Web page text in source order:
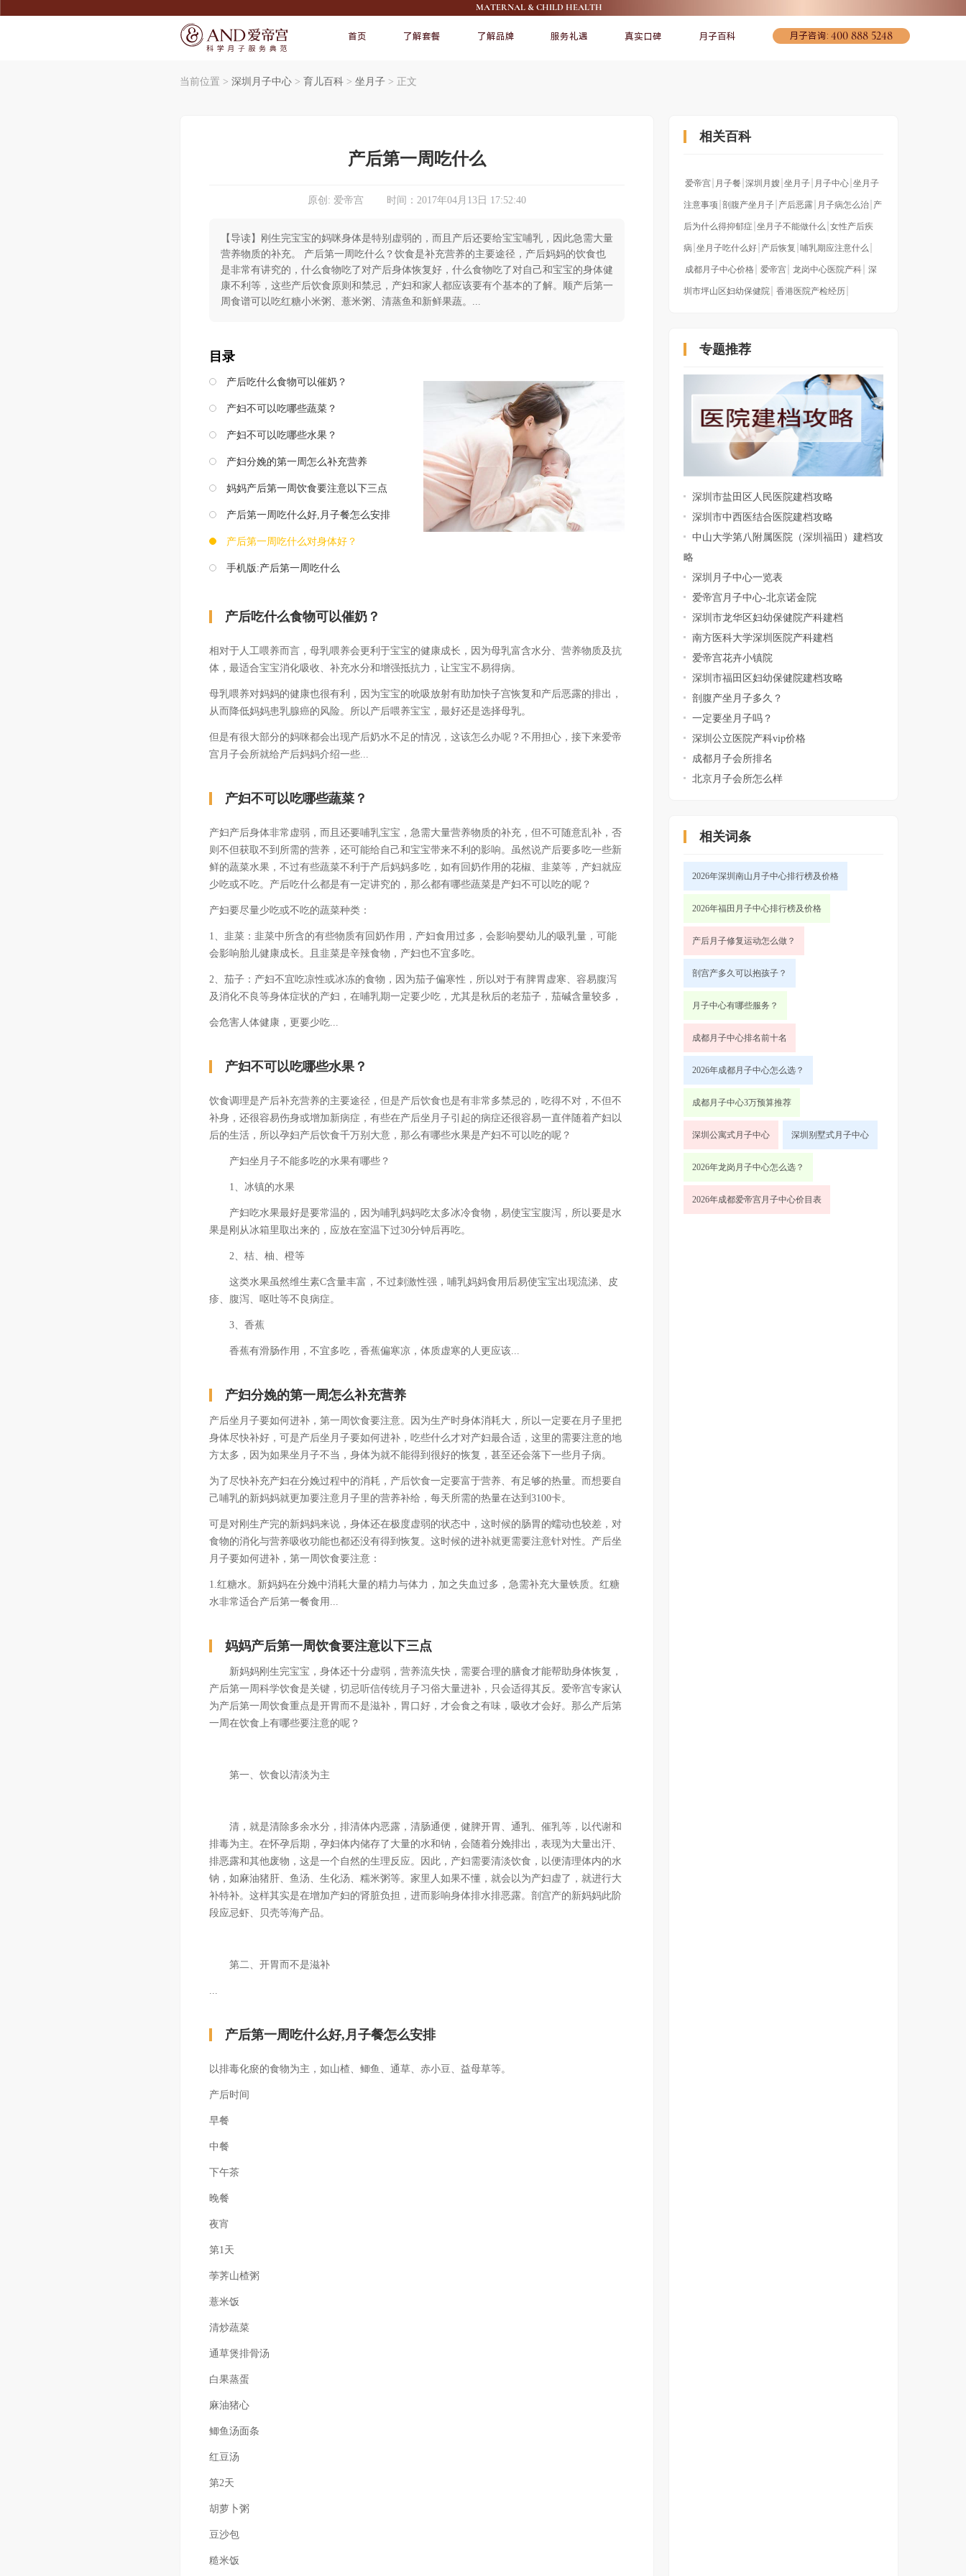
MATERNAL & CHILD HEALTH
月子咨询:400 888 5248
月子百科
真实口碑
服务礼遇
宠爱宝宝 宠爱妈妈
了解品牌
了解爱帝宫 联系我们
了解套餐
首页
当前位置 > 深圳月子中心 > 育儿百科 > 坐月子 > 正文
产后第一周吃什么
原创: 爱帝宫 时间：2017年04月13日 17:52:40
【导读】刚生完宝宝的妈咪身体是特别虚弱的，而且产后还要给宝宝哺乳，因此急需大量
营养物质的补充。 产后第一周吃什么？饮食是补充营养的主要途径，产后妈妈的饮食也
是非常有讲究的，什么食物吃了对产后身体恢复好，什么食物吃了对自己和宝宝的身体健
康不利等，这些产后饮食原则和禁忌，产妇和家人都应该要有个基本的了解。顺产后第一
周食谱可以吃红糖小米粥、薏米粥、清蒸鱼和新鲜果蔬。...
目录
产后吃什么食物可以催奶？
产妇不可以吃哪些蔬菜？
产妇不可以吃哪些水果？
产妇分娩的第一周怎么补充营养
妈妈产后第一周饮食要注意以下三点
产后第一周吃什么好,月子餐怎么安排
产后第一周吃什么对身体好？
手机版:产后第一周吃什么
产后吃什么食物可以催奶？
相对于人工喂养而言，母乳喂养会更利于宝宝的健康成长，因为母乳富含水分、营养物质及抗
体，最适合宝宝消化吸收、补充水分和增强抵抗力，让宝宝不易得病。
母乳喂养对妈妈的健康也很有利，因为宝宝的吮吸放射有助加快子宫恢复和产后恶露的排出，
从而降低妈妈患乳腺癌的风险。所以产后喂养宝宝，最好还是选择母乳。
但是有很大部分的妈咪都会出现产后奶水不足的情况，这该怎么办呢？不用担心，接下来爱帝
宫月子会所就给产后妈妈介绍一些...
产妇不可以吃哪些蔬菜？
产妇产后身体非常虚弱，而且还要哺乳宝宝，急需大量营养物质的补充，但不可随意乱补，否
则不但获取不到所需的营养，还可能给自己和宝宝带来不利的影响。虽然说产后要多吃一些新
鲜的蔬菜水果，不过有些蔬菜不利于产后妈妈多吃，如有回奶作用的花椒、韭菜等，产妇就应
少吃或不吃。产后吃什么都是有一定讲究的，那么都有哪些蔬菜是产妇不可以吃的呢？
产妇要尽量少吃或不吃的蔬菜种类：
1、韭菜：韭菜中所含的有些物质有回奶作用，产妇食用过多，会影响婴幼儿的吸乳量，可能
会影响胎儿健康成长。且韭菜是辛辣食物，产妇也不宜多吃。
2、茄子：产妇不宜吃凉性或冰冻的食物，因为茄子偏寒性，所以对于有脾胃虚寒、容易腹泻
及消化不良等身体症状的产妇，在哺乳期一定要少吃，尤其是秋后的老茄子，茄碱含量较多，
会危害人体健康，更要少吃...
产妇不可以吃哪些水果？
饮食调理是产后补充营养的主要途径，但是产后饮食也是有非常多禁忌的，吃得不对，不但不
补身，还很容易伤身或增加新病症，有些在产后坐月子引起的病症还很容易一直伴随着产妇以
后的生活，所以孕妇产后饮食千万别大意，那么有哪些水果是产妇不可以吃的呢？
产妇坐月子不能多吃的水果有哪些？
1、冰镇的水果
产妇吃水果最好是要常温的，因为哺乳妈妈吃太多冰冷食物，易使宝宝腹泻，所以要是水
果是刚从冰箱里取出来的，应放在室温下过30分钟后再吃。
2、桔、柚、橙等
这类水果虽然维生素C含量丰富，不过刺激性强，哺乳妈妈食用后易使宝宝出现流涕、皮
疹、腹泻、呕吐等不良病症。
3、香蕉
香蕉有滑肠作用，不宜多吃，香蕉偏寒凉，体质虚寒的人更应该...
产妇分娩的第一周怎么补充营养
产后坐月子要如何进补，第一周饮食要注意。因为生产时身体消耗大，所以一定要在月子里把
身体尽快补好，可是产后坐月子要如何进补，吃些什么才对产妇最合适，这里的需要注意的地
方太多，因为如果坐月子不当，身体为就不能得到很好的恢复，甚至还会落下一些月子病。
为了尽快补充产妇在分娩过程中的消耗，产后饮食一定要富于营养、有足够的热量。而想要自
己哺乳的新妈妈就更加要注意月子里的营养补给，每天所需的热量在达到3100卡。
可是对刚生产完的新妈妈来说，身体还在极度虚弱的状态中，这时候的肠胃的蠕动也较差，对
食物的消化与营养吸收功能也都还没有得到恢复。这时候的进补就更需要注意针对性。产后坐
月子要如何进补，第一周饮食要注意：
1.红糖水。新妈妈在分娩中消耗大量的精力与体力，加之失血过多，急需补充大量铁质。红糖
水非常适合产后第一餐食用...
妈妈产后第一周饮食要注意以下三点
新妈妈刚生完宝宝，身体还十分虚弱，营养流失快，需要合理的膳食才能帮助身体恢复，
产后第一周科学饮食是关键，切忌听信传统月子习俗大量进补，只会适得其反。爱帝宫专家认
为产后第一周饮食重点是开胃而不是滋补，胃口好，才会食之有味，吸收才会好。那么产后第
一周在饮食上有哪些要注意的呢？
第一、饮食以清淡为主
清，就是清除多余水分，排清体内恶露，清肠通便，健脾开胃、通乳、催乳等，以代谢和
排毒为主。在怀孕后期，孕妇体内储存了大量的水和钠，会随着分娩排出，表现为大量出汗、
排恶露和其他废物，这是一个自然的生理反应。因此，产妇需要清淡饮食，以便清理体内的水
钠，如麻油猪肝、鱼汤、生化汤、糯米粥等。家里人如果不懂，就会以为产妇虚了，就进行大
补特补。这样其实是在增加产妇的肾脏负担，进而影响身体排水排恶露。剖宫产的新妈妈此阶
段应忌虾、贝壳等海产品。
第二、开胃而不是滋补
...
产后第一周吃什么好,月子餐怎么安排
以排毒化瘀的食物为主，如山楂、鲫鱼、通草、赤小豆、益母草等。
产后时间
早餐
中餐
下午茶
晚餐
夜宵
第1天
荸荠山楂粥
薏米饭
清炒蔬菜
通草煲排骨汤
白果蒸蛋
麻油猪心
鲫鱼汤面条
红豆汤
第2天
胡萝卜粥
豆沙包
糙米饭
相关百科
爱帝宫 月子餐 深圳月嫂 坐月子 月子中心 坐月子
注意事项 剖腹产坐月子 产后恶露 月子病怎么治 产
后为什么得抑郁症 坐月子不能做什么 女性产后疾
病 坐月子吃什么好 产后恢复 哺乳期应注意什么
成都月子中心价格 爱帝宫 龙岗中心医院产科 深
圳市坪山区妇幼保健院 香港医院产检经历
专题推荐
深圳市盐田区人民医院建档攻略
深圳市中西医结合医院建档攻略
中山大学第八附属医院（深圳福田）建档攻
略
深圳月子中心一览表
爱帝宫月子中心-北京诺金院
深圳市龙华区妇幼保健院产科建档
南方医科大学深圳医院产科建档
爱帝宫花卉小镇院
深圳市福田区妇幼保健院建档攻略
剖腹产坐月子多久？
一定要坐月子吗？
深圳公立医院产科vip价格
成都月子会所排名
北京月子会所怎么样
相关词条
2026年深圳南山月子中心排行榜及价格
2026年福田月子中心排行榜及价格
产后月子修复运动怎么做？
剖宫产多久可以抱孩子？
月子中心有哪些服务？
成都月子中心排名前十名
2026年成都月子中心怎么选？
成都月子中心3万预算推荐
深圳公寓式月子中心 深圳别墅式月子中心
2026年龙岗月子中心怎么选？
2026年成都爱帝宫月子中心价目表